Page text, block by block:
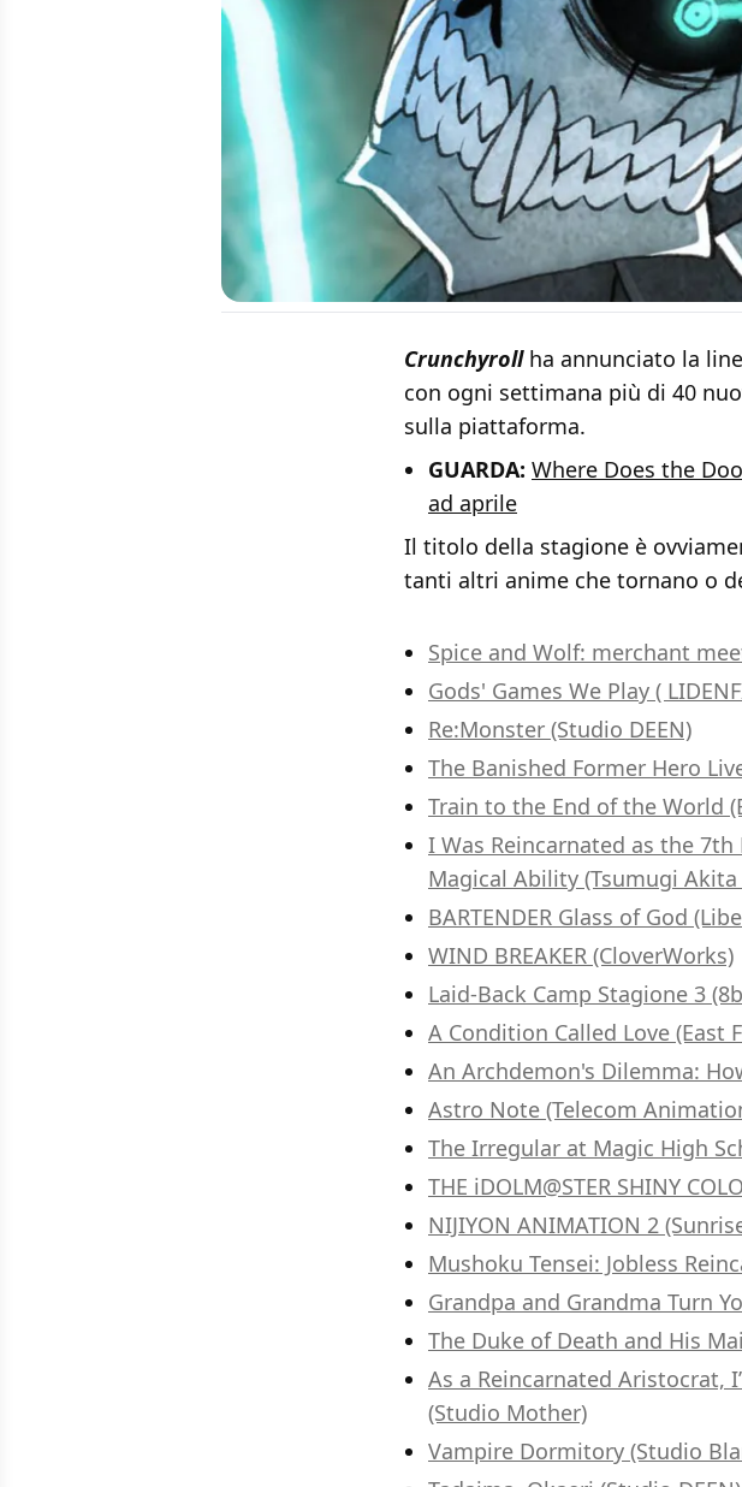
Crunchyrollha annunciato la
con ogni settimana più di 40
sulla piattaforma.
GUARDA: Where Does the
ad aprile
Il titolo della stagione è
tanti altri anime che tornano o
Spice and Wolf: merchant
Gods' Games We Play (
Re:Monster (Studio DEEN)
The Banished Former Hero
Train to the End of the World
I Was Reincarnated as the 7th
Magical Ability (Tsumugi
BARTENDER Glass of God
WIND BREAKER (CloverWorks)
Laid-Back Camp Stagione 3
A Condition Called Love (East
An Archdemon's Dilemma:
Astro Note (Telecom
The Irregular at Magic High
THE iDOLM@STER SHINY
NIJIYON ANIMATION 2
Mushoku Tensei: Jobless
Grandpa and Grandma Turn
The Duke of Death and His
As a Reincarnated Aristocrat,
(Studio Mother)
Vampire Dormitory (Studio